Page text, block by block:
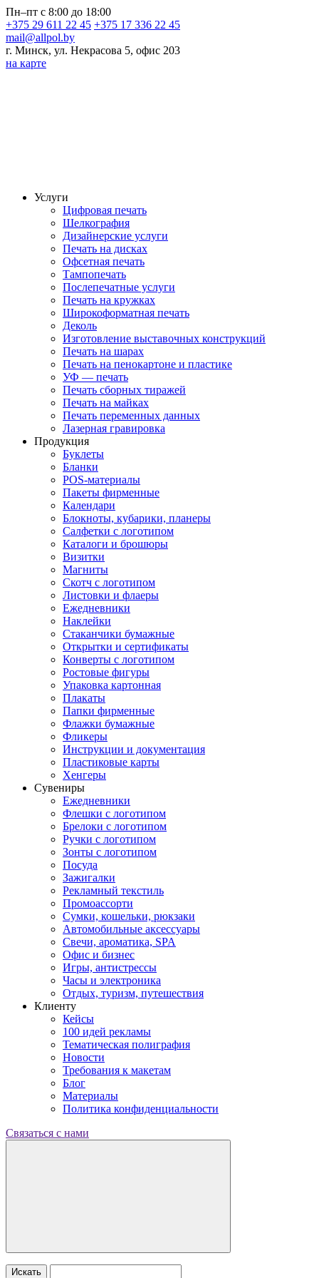
Пн–пт с 8:00 до 18:00
+375 29 611 22 45 +375 17 336 22 45
mail@allpol.by
г. Минск, ул. Некрасова 5, офис 203
на карте
Услуги
Цифровая печать
Шелкография
Дизайнерские услуги
Печать на дисках
Офсетная печать
Тампопечать
Послепечатные услуги
Печать на кружках
Широкоформатная печать
Деколь
Изготовление выставочных конструкций
Печать на шарах
Печать на пенокартоне и пластике
УФ — печать
Печать сборных тиражей
Печать на майках
Печать переменных данных
Лазерная гравировка
Продукция
Буклеты
Бланки
POS-материалы
Пакеты фирменные
Календари
Блокноты, кубарики, планеры
Салфетки с логотипом
Каталоги и брошюры
Визитки
Магниты
Скотч с логотипом
Листовки и флаеры
Ежедневники
Наклейки
Стаканчики бумажные
Открытки и сертификаты
Конверты с логотипом
Ростовые фигуры
Упаковка картонная
Плакаты
Папки фирменные
Флажки бумажные
Фликеры
Инструкции и документация
Пластиковые карты
Хенгеры
Сувениры
Ежедневники
Флешки с логотипом
Брелоки с логотипом
Ручки с логотипом
Зонты с логотипом
Посуда
Зажигалки
Рекламный текстиль
Промоассорти
Сумки, кошельки, рюкзаки
Автомобильные аксессуары
Свечи, ароматика, SPA
Офис и бизнес
Игры, антистрессы
Часы и электроника
Отдых, туризм, путешествия
Клиенту
Кейсы
100 идей рекламы
Тематическая полиграфия
Новости
Требования к макетам
Блог
Материалы
Политика конфиденциальности
Связаться с нами
Искать